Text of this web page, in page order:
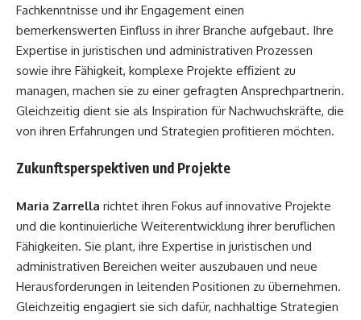
Fachkenntnisse und ihr Engagement einen
bemerkenswerten Einfluss in ihrer Branche aufgebaut. Ihre
Expertise in juristischen und administrativen Prozessen
sowie ihre Fähigkeit, komplexe Projekte effizient zu
managen, machen sie zu einer gefragten Ansprechpartnerin.
Gleichzeitig dient sie als Inspiration für Nachwuchskräfte, die
von ihren Erfahrungen und Strategien profitieren möchten.
Zukunftsperspektiven und Projekte
Maria Zarrella richtet ihren Fokus auf innovative Projekte
und die kontinuierliche Weiterentwicklung ihrer beruflichen
Fähigkeiten. Sie plant, ihre Expertise in juristischen und
administrativen Bereichen weiter auszubauen und neue
Herausforderungen in leitenden Positionen zu übernehmen.
Gleichzeitig engagiert sie sich dafür, nachhaltige Strategien